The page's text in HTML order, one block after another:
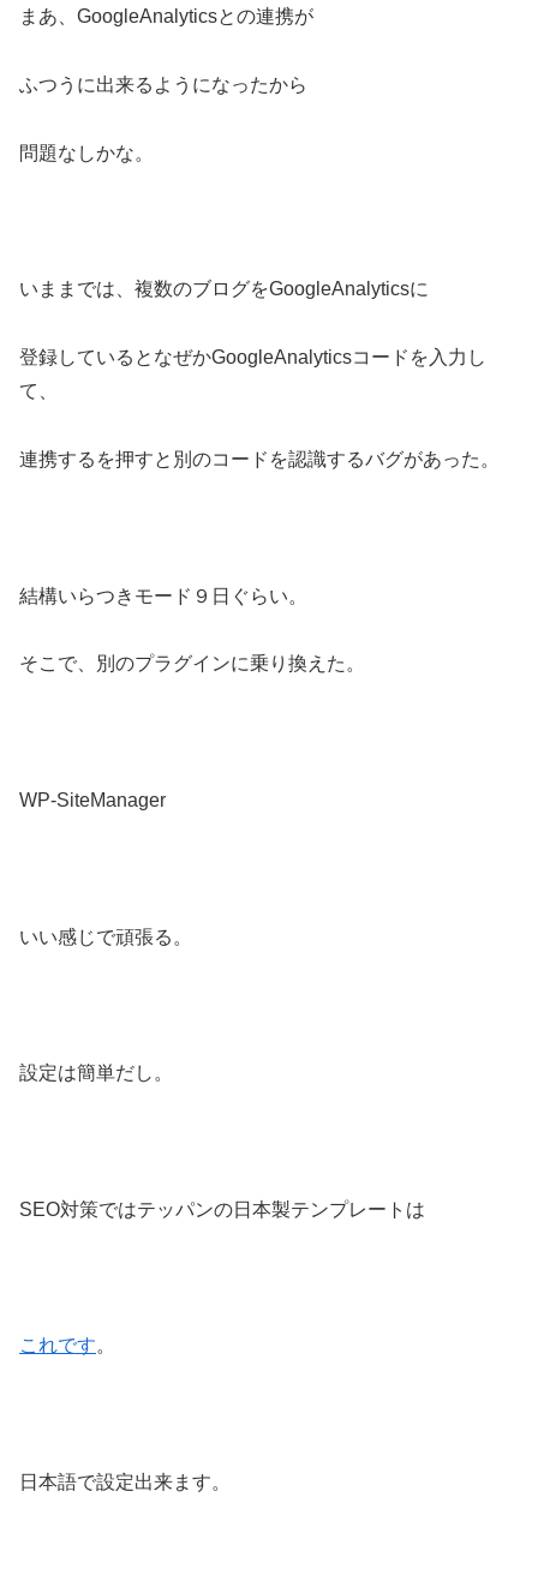
まあ、GoogleAnalyticsとの連携が
ふつうに出来るようになったから
問題なしかな。
いままでは、複数のブログをGoogleAnalyticsに
登録しているとなぜかGoogleAnalyticsコードを入力し
て、
連携するを押すと別のコードを認識するバグがあった。
結構いらつきモード９日ぐらい。
そこで、別のプラグインに乗り換えた。
WP-SiteManager
いい感じで頑張る。
設定は簡単だし。
SEO対策ではテッパンの日本製テンプレートは
これです。
日本語で設定出来ます。